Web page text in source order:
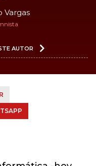
Vargas
AUTOR